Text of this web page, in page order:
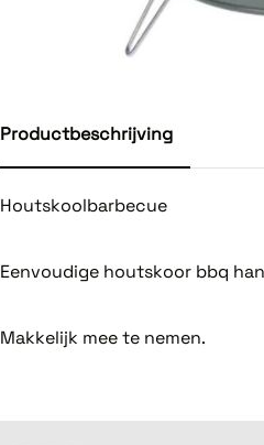
Productbeschrijving
Houtskoolbarbecue
Eenvoudige houtskoor bbq
Makkelijk mee te nemen.